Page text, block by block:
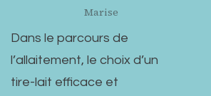
Marise
Dans le parcours de
l’allaitement, le choix d’un
tire-lait efficace et